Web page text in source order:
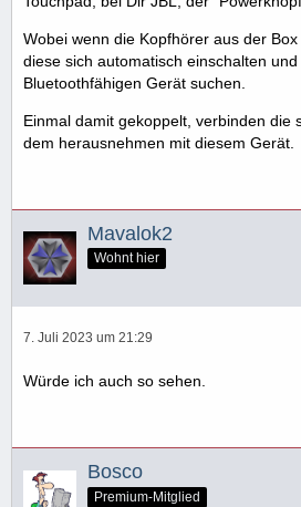
Wobei wenn die Kopfhörer aus der Box
diese sich automatisch einschalten
Bluetoothfähigen Gerät suchen.
Einmal damit gekoppelt, verbinden die
dem herausnehmen mit diesem Gerät.
Mavalok2
Wohnt hier
7. Juli 2023 um 21:29
Würde ich auch so sehen.
Bosco
Premium-Mitglied